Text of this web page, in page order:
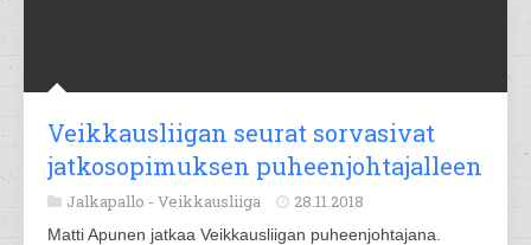
Veikkausliigan seurat sorvasivat
jatkosopimuksen puheenjohtajalleen
Jalkapallo - Veikkausliiga 28.11.2018
Matti Apunen jatkaa Veikkausliigan puheenjohtajana.